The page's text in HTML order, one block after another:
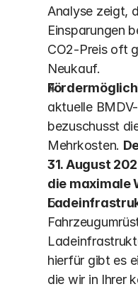
Analyse zeigt,
Einsparungen
CO2-Preis oft
Neukauf.
aktuelle
bezuschusst
Mehrkosten.
31. August
die maximale
hierfür gibt es
die wir in Ihrer